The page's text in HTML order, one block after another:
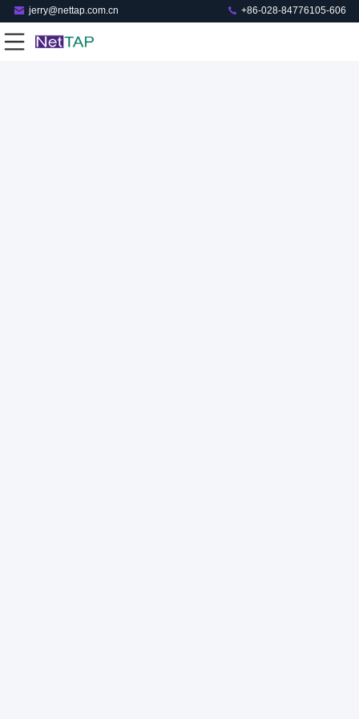
jerry@nettap.com.cn +86-028-84776105-606